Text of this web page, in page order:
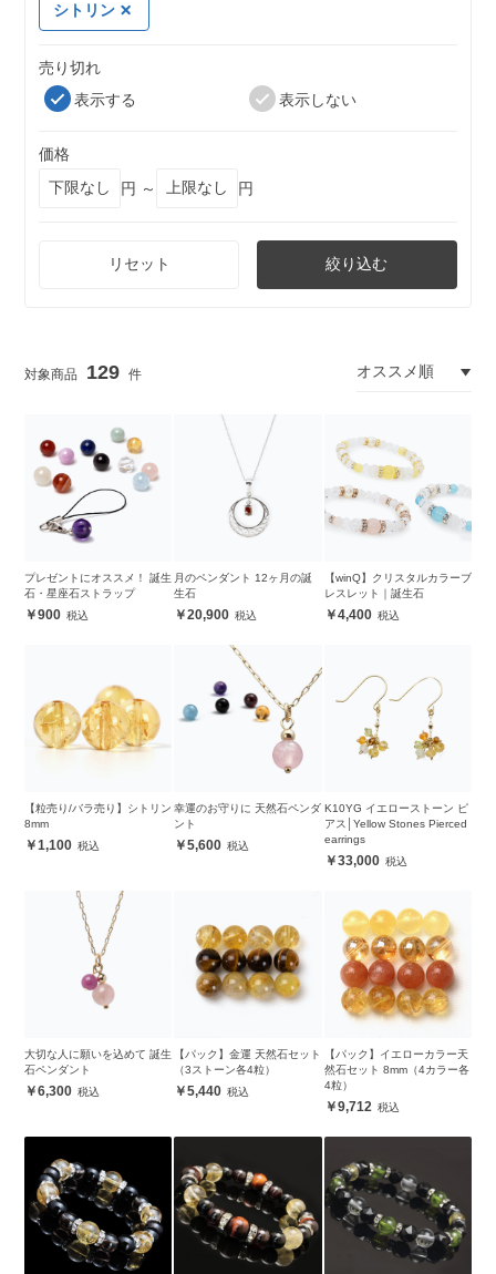
シトリン
売り切れ
表示する
表示しない
価格
円 ～
円
リセット 絞り込む
129
プレゼントにオススメ！ 誕生
石・星座石ストラップ
900
月のペンダント 12ヶ月の誕
生石
20,900
【winQ】クリスタルカラーブ
レスレット｜誕生石
4,400
【粒売り/バラ売り】シトリン
8mm
1,100
幸運のお守りに 天然石ペンダ
ント
5,600
K10YG イエローストーン ピ
アス│Yellow Stones Pierced
earrings
33,000
大切な人に願いを込めて 誕生
石ペンダント
6,300
【パック】金運 天然石セット
（3ストーン各4粒）
5,440
【パック】イエローカラー天
然石セット 8mm（4カラー各
4粒）
9,712